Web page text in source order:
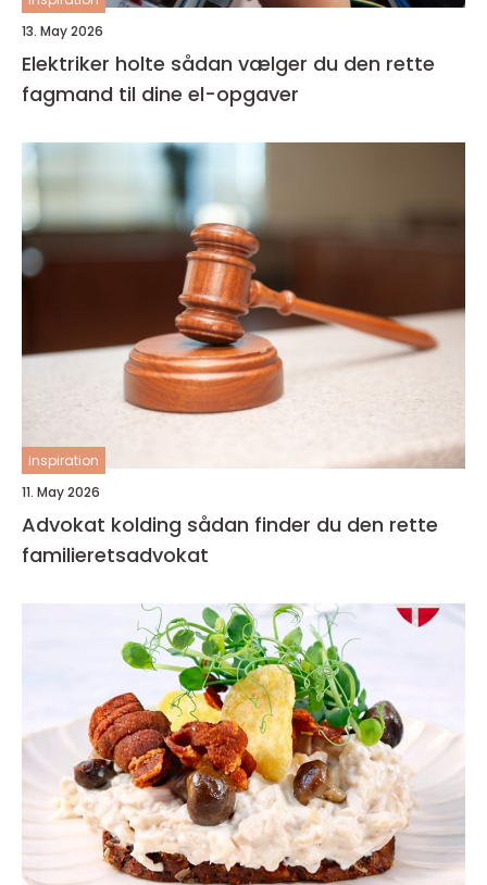
13. May 2026
Elektriker holte sådan vælger du den rette
fagmand til dine el-opgaver
inspiration
11. May 2026
Advokat kolding sådan finder du den rette
familieretsadvokat